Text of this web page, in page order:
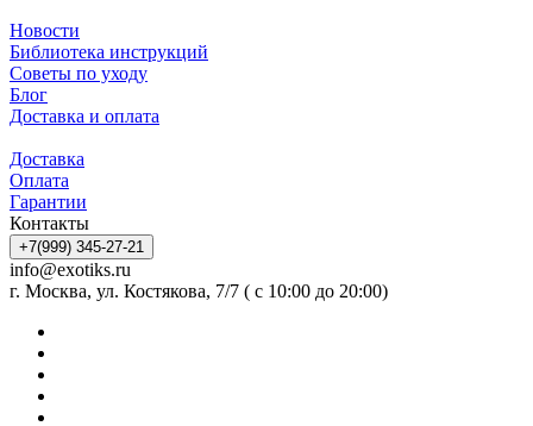
Новости
Библиотека инструкций
Советы по уходу
Блог
Доставка и оплата
Доставка
Оплата
Гарантии
Контакты
+7(999) 345-27-21
info@exotiks.ru
г. Москва, ул. Костякова, 7/7 ( с 10:00 до 20:00)